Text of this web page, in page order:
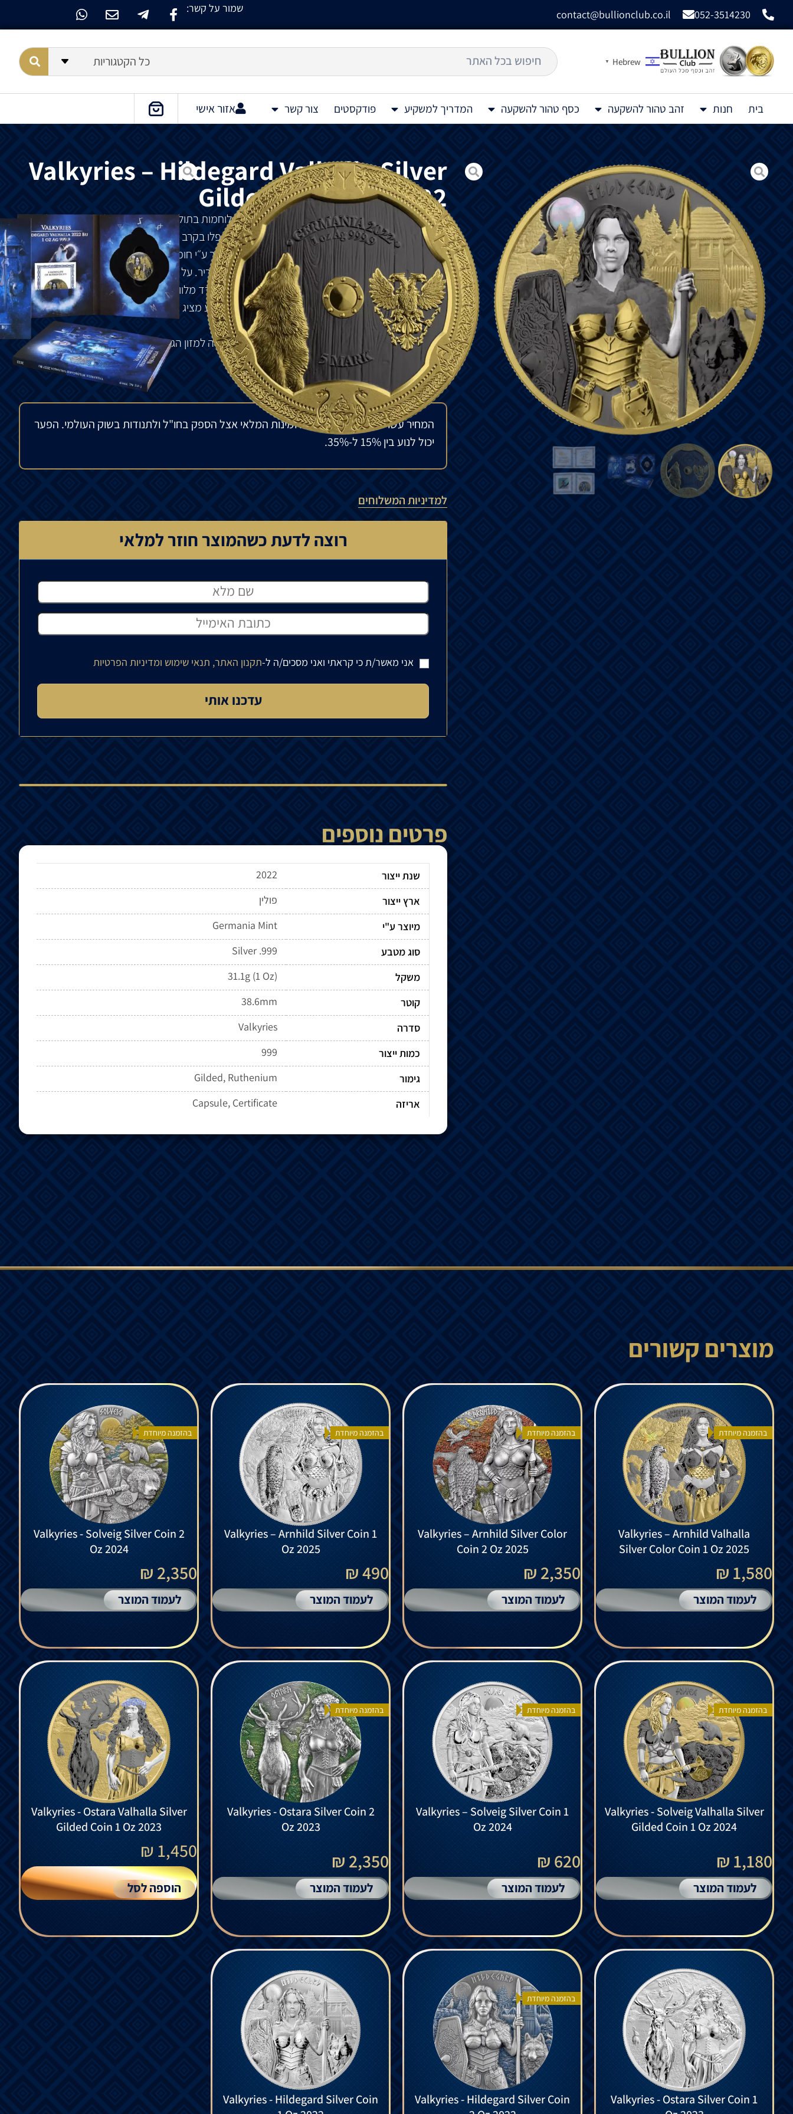
052-3514230
contact@bullionclub.co.il שמור על קשר:
Hebrew
▼ כל הקטגוריות
בית חנות זהב טהור להשקעה כסף טהור להשקעה המדריך למשקיע פודקסטים צור קשר אזור אישי
Valkyries – Hildegard Valhalla Silver
Gilded Coin 1 Oz 2022
הסדרה Valkyries משיקה אוסף של אלות גרמניות – לוחמות בתולות יפות, בנותיו של אודין. במיתולוגיה,
הוולקירים נשאו נשמות של הלוחמים האמיצים ביותר שנפלו בקרב לוואלהלה. בצד המטבע מתואר
הילדגרד כמגן הגברים. מאחורי הוולקיריה יש מעוז, הנשמר ע״י חומה גבוהה של פלסאדת עץ. בידה
הילדגרד מחזיקה חנית גרמנית ומגן עם תמונה של זאב פנריר. על השריון של האלה חרוט הרונה אלג'יז –
תפקידו להגן ולתת תחושת ביטחון, פתיחות ותמיכה. הילדגרד מלווה בזאב, אותו ניתן לראות גם ברקע
המטבע – על סלע, ​​מיילל אל הירח. הצד האחורי של המטבע מציג את הנשר הדו-ראשי, כמו גם רונות
גרמניות חדשות וזאב מיילל.
מוטיב החיות, המסמל חוזק ועצמאות, אינו מקרי – בתמורה למזון הגנו זאבים על ההתנחלויות ותושביה.
1,180
₪ להזמנה מיוחדת
המחיר עשוי להשתנות בהתאם לזמינות המלאי אצל הספק בחו"ל ולתנודות בשוק העולמי. הפער
יכול לנוע בין 15% ל-35%.
למדיניות המשלוחים
רוצה לדעת כשהמוצר חוזר למלאי
אני מאשר/ת כי קראתי ואני מסכים/ה ל-תקנון האתר, תנאי שימוש ומדיניות הפרטיות
פרטים נוספים
שנת ייצור
2022
ארץ ייצור
פולין
מיוצר ע"י
Germania Mint
סוג מטבע
Silver .999
משקל
31.1g (1 Oz)
קוטר
38.6mm
סדרה
Valkyries
כמות ייצור
999
גימור
Gilded, Ruthenium
אריזה
Capsule, Certificate
מוצרים קשורים
בהזמנה מיוחדת
Valkyries – Arnhild Valhalla
Silver Color Coin 1 Oz 2025
1,580 ₪
לעמוד המוצר
בהזמנה מיוחדת
Valkyries – Arnhild Silver Color
Coin 2 Oz 2025
2,350 ₪
לעמוד המוצר
בהזמנה מיוחדת
Valkyries – Arnhild Silver Coin 1
Oz 2025
490 ₪
לעמוד המוצר
בהזמנה מיוחדת
Valkyries - Solveig Silver Coin 2
Oz 2024
2,350 ₪
לעמוד המוצר
בהזמנה מיוחדת
Valkyries - Solveig Valhalla Silver
Gilded Coin 1 Oz 2024
1,180 ₪
לעמוד המוצר
בהזמנה מיוחדת
Valkyries – Solveig Silver Coin 1
Oz 2024
620 ₪
לעמוד המוצר
בהזמנה מיוחדת
Valkyries - Ostara Silver Coin 2
Oz 2023
2,350 ₪
לעמוד המוצר
Valkyries - Ostara Valhalla Silver
Gilded Coin 1 Oz 2023
1,450
₪
הוספה לסל
Valkyries - Ostara Silver Coin 1
בהזמנה מיוחדת
Valkyries - Hildegard Silver Coin
Valkyries - Hildegard Silver Coin